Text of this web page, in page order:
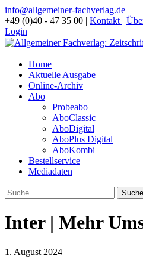
info@allgemeiner-fachverlag.de
+49 (0)40 - 47 35 00 | Kontakt |
Login
Home
Aktuelle Ausgabe
Online-Archiv
Abo
Probeabo
AboClassic
AboDigital
AboPlus Digital
AboKombi
Bestellservice
Mediadaten
Inter | Mehr
1. August 2024